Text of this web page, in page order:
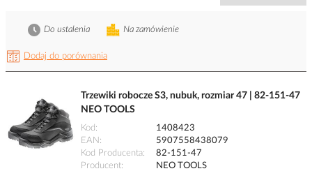
Dodaj do porównania
Na zamówienie
Do ustalenia
Trzewiki robocze S3, nubuk, rozmiar 47 | 82-151-47
NEO TOOLS
Kod
1408423
EAN
5907558438079
Kod Producenta
82-151-47
Producent
NEO TOOLS